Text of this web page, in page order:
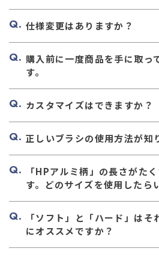
仕様変更はありますか？
購入前に一度商品を手に取っ
す。
カスタマイズはできますか？
正しいブラシの使用方法が知
「HPアルミ柄」の長さがた
す。どのサイズを使用したら
「ソフト」と「ハード」は
にオススメですか？